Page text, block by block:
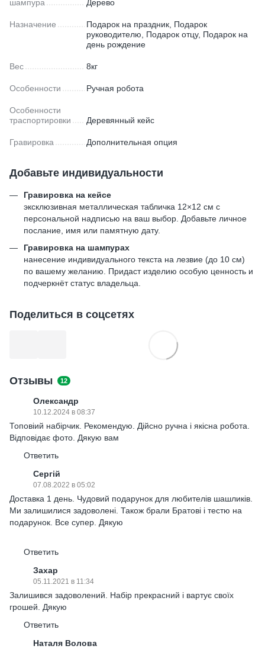
шампура Дерево
Назначение
Подарок на праздник, Подарок
руководителю, Подарок отцу, Подарок на
день рождение
Вес 8кг
Особенности Ручная робота
Особенности
траспортировки
Деревянный кейс
Гравировка Дополнительная опция
Добавьте индивидуальности
Гравировка на кейсе
эксклюзивная металлическая табличка 12×12 см с
персональной надписью на ваш выбор. Добавьте личное
послание, имя или памятную дату.
Гравировка на шампурах
нанесение индивидуального текста на лезвие (до 10 см)
по вашему желанию. Придаст изделию особую ценность и
подчеркнёт статус владельца.
Поделиться в соцсетях
Отзывы 12
Олександр
10.12.2024 в 08:37
Топовіий набірчик. Рекомендую. Дійсно ручна і якісна робота.
Відповідає фото. Дякую вам
Ответить
Сергій
07.08.2022 в 05:02
Доставка 1 день. Чудовий подарунок для любителів шашликів.
Ми залишилися задоволені. Також брали Братові і тестю на
подарунок. Все супер. Дякую
Ответить
Захар
05.11.2021 в 11:34
Залишився задоволений. Набір прекрасний і вартує своїх
грошей. Дякую
Ответить
Наталя Волова